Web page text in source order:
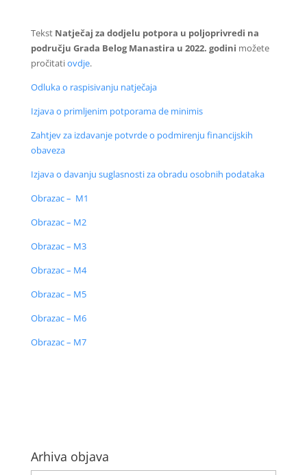
Tekst Natječaj za dodjelu potpora u poljoprivredi na
području Grada Belog Manastira u 2022. godini možete
pročitatiovdje.
Odluka o raspisivanju natječaja
Izjava o primljenim potporama de minimis
Zahtjev za izdavanje potvrde o podmirenju financijskih
obaveza
Izjava o davanju suglasnosti za obradu osobnih podataka
Obrazac – M1
Obrazac – M2
Obrazac – M3
Obrazac – M4
Obrazac – M5
Obrazac – M6
Obrazac – M7
Arhiva objava